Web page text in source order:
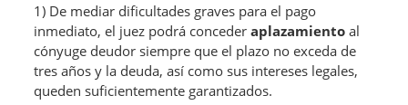
1) De mediar dificultades graves para el pago
inmediato, el juez podrá concederaplazamiento al
cónyuge deudor siempre que el plazo no exceda de
tres años y la deuda, así como sus intereses legales,
queden suficientemente garantizados.